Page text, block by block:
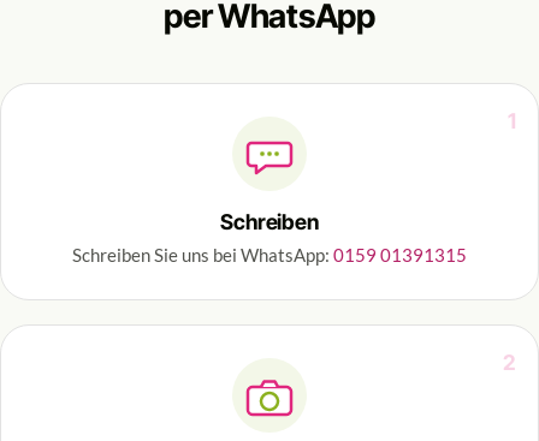
per WhatsApp
1
Schreiben
Schreiben Sie uns bei WhatsApp: 0159 01391315
2